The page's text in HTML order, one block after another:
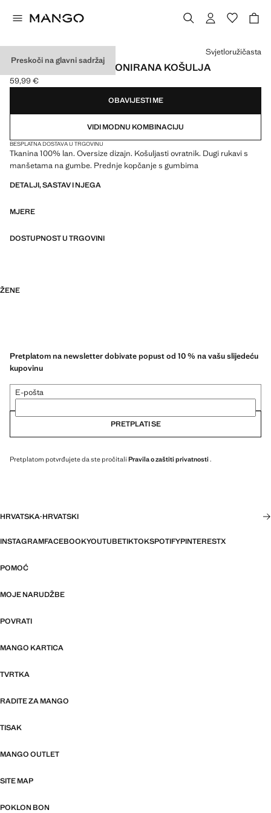
Preskoči na glavni sadržaj
LANENA PREDIMENZIONIRANA KOŠULJA
Trenutačna cijena [59,99 € ]
59,99 €
Odaberite boju
Svjetloružičasta
OBAVIJESTI ME
VIDI MODNU KOMBINACIJU
BESPLATNA DOSTAVA U TRGOVINU
Tkanina 100% lan. Oversize dizajn. Košuljasti ovratnik. Dugi rukavi s
manšetama na gumbe. Prednje kopčanje s gumbima
DETALJI, SASTAV I NJEGA
MJERE
DOSTUPNOST U TRGOVINI
ŽENE
Pretplatom na newsletter dobivate popust od 10 % na vašu slijedeću
kupovinu
E-pošta
PRETPLATI SE
Pretplatom potvrđujete da ste pročitali Pravila o zaštiti privatnosti .
HRVATSKA·HRVATSKI
INSTAGRAMFACEBOOKYOUTUBETIKTOKSPOTIFYPINTERESTX
POMOĆ
MOJE NARUDŽBE
POVRATI
MANGO KARTICA
TVRTKA
RADITE ZA MANGO
TISAK
MANGO OUTLET
SITE MAP
POKLON BON